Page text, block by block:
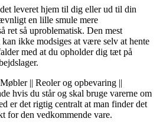
leveret hjem til dig eller ud til din
en lille smule mere
ret så uproblematisk. Den mest
ikke modsiges at være selv at hente
med at du opholder dig tæt på
|| Reoler og opbevaring ||
hvis du står og skal bruge varerne om
er det rigtig centralt at man finder det
for den vedkommende vare.